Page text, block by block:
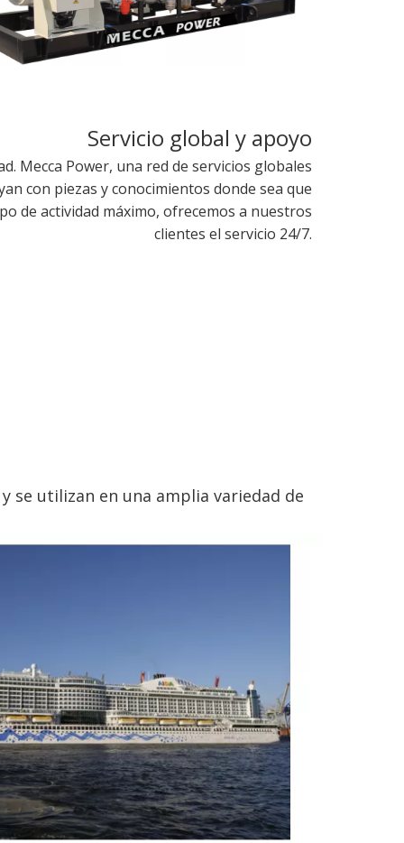
Servicio global y apoyo
Mecca Power, una red de servicios globales
con piezas y conocimientos donde sea que
de actividad máximo, ofrecemos a nuestros
clientes el servicio 24/7.
se utilizan en una amplia variedad de